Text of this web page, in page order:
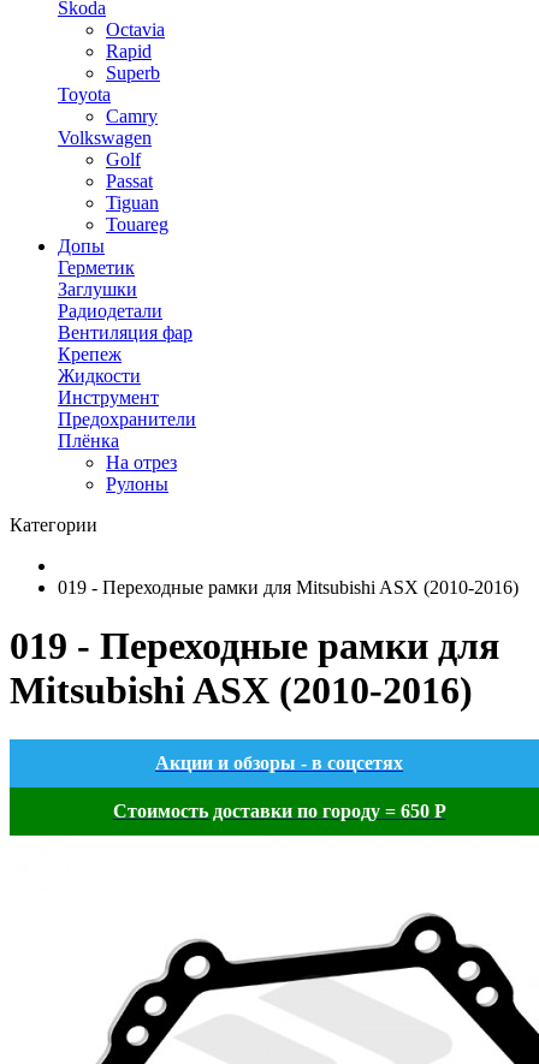
Skoda
Octavia
Rapid
Superb
Toyota
Camry
Volkswagen
Golf
Passat
Tiguan
Touareg
Допы
Герметик
Заглушки
Радиодетали
Вентиляция фар
Крепеж
Жидкости
Инструмент
Предохранители
Плёнка
На отрез
Рулоны
Категории
019 - Переходные рамки для Mitsubishi ASX (2010-2016)
019 - Переходные рамки для
Mitsubishi ASX (2010-2016)
Акции и обзоры - в соцсетях
Стоимость доставки по городу = 650 Р